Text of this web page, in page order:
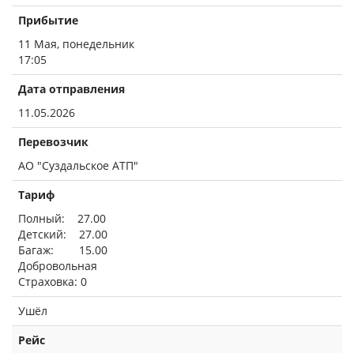
Прибытие
11 Мая, понедельник
17:05
Дата отправления
11.05.2026
Перевозчик
АО "Суздальское АТП"
Тариф
Полный: 27.00
Детский: 27.00
Багаж: 15.00
Добровольная
Страховка: 0
Ушёл
Рейс